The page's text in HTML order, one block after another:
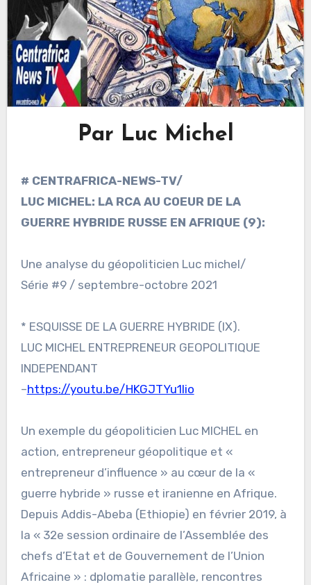
Par Luc Michel
# CENTRAFRICA-NEWS-TV/
LUC MICHEL: LA RCA AU COEUR DE LA
GUERRE HYBRIDE RUSSE EN AFRIQUE (9):
Une analyse du géopoliticien Luc michel/
Série #9 / septembre-octobre 2021
* ESQUISSE DE LA GUERRE HYBRIDE (IX).
LUC MICHEL ENTREPRENEUR GEOPOLITIQUE
INDEPENDANT
–https://youtu.be/HKGJTYu1Iio
Un exemple du géopoliticien Luc MICHEL en
action, entrepreneur géopolitique et «
entrepreneur d’influence » au cœur de la «
guerre hybride » russe et iranienne en Afrique.
Depuis Addis-Abeba (Ethiopie) en février 2019, à
la « 32e session ordinaire de l’Assemblée des
chefs d’Etat et de Gouvernement de l’Union
Africaine » : dplomatie parallèle, rencontres